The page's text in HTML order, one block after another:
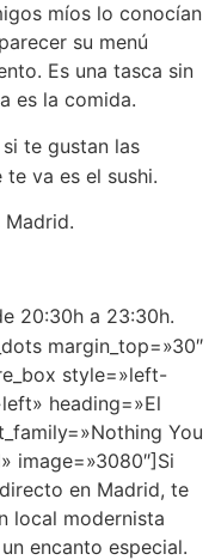
míos lo conocían
su menú
Es una tasca sin
es la comida.
te gustan las
va es el sushi.
Madrid.
20:30h a 23:30h.
margin_top=»30″
style=»left-
heading=»El
You
image=»3080″]Si
en Madrid, te
local modernista
encanto especial.